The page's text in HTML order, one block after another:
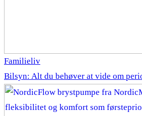
Familieliv
Bilsyn: Alt du behøver at vide om